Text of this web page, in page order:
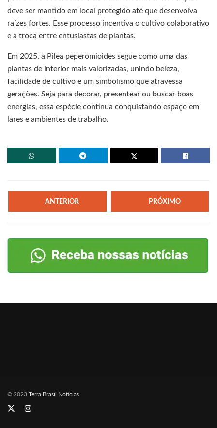
deve ser mantido em local protegido até que desenvolva
raízes fortes. Esse processo incentiva o cultivo colaborativo
e a troca entre entusiastas de plantas.
Em 2025, a Pilea peperomioides segue como uma das
plantas de interior mais valorizadas, unindo beleza,
facilidade de cultivo e um simbolismo que atravessa
gerações. Seja para decorar, presentear ou buscar boas
energias, essa espécie continua conquistando espaço em
lares e ambientes de trabalho.
ANTERIOR PRÓXIMO
© 2023 Terra Brasil Notícias